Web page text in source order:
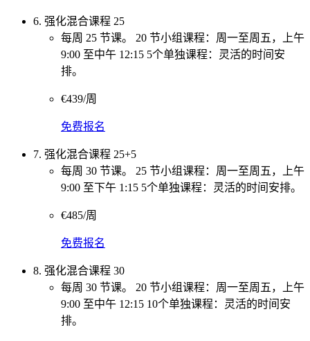
6. 强化混合课程 25
每周 25 节课。 20 节小组课程：周一至周五，上午
9:00 至中午 12:15 5个单独课程：灵活的时间安
排。
€439/周
免费报名
7. 强化混合课程 25+5
每周 30 节课。 25 节小组课程：周一至周五，上午
9:00 至下午 1:15 5个单独课程：灵活的时间安排。
€485/周
免费报名
8. 强化混合课程 30
每周 30 节课。 20 节小组课程：周一至周五，上午
9:00 至中午 12:15 10个单独课程：灵活的时间安
排。